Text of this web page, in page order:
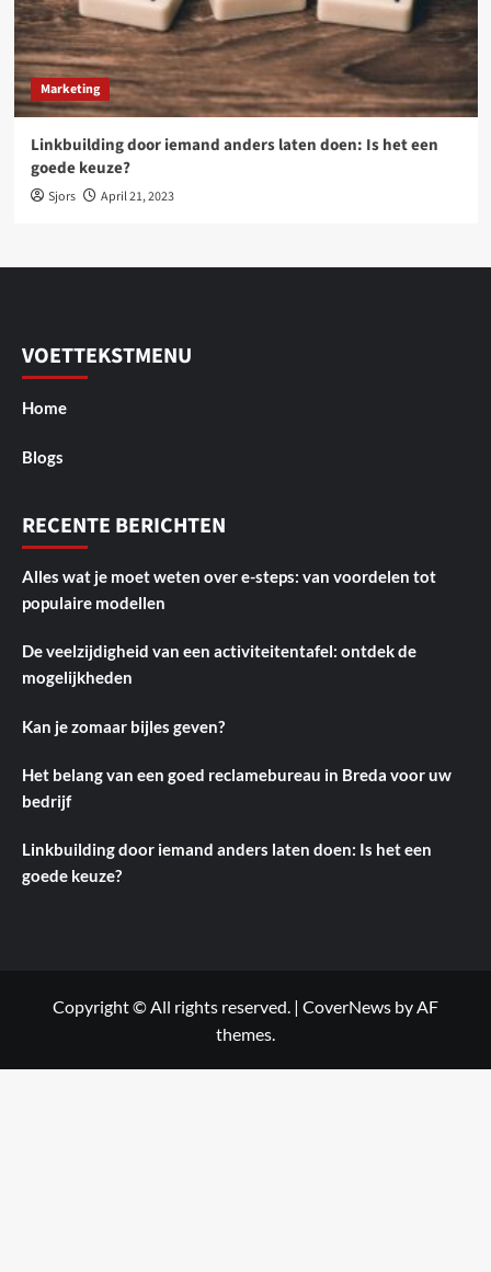
Marketing
Linkbuilding door iemand anders laten doen: Is het een
goede keuze?
Sjors April 21, 2023
VOETTEKSTMENU
Home
Blogs
RECENTE BERICHTEN
Alles wat je moet weten over e-steps: van voordelen tot
populaire modellen
De veelzijdigheid van een activiteitentafel: ontdek de
mogelijkheden
Kan je zomaar bijles geven?
Het belang van een goed reclamebureau in Breda voor uw
bedrijf
Linkbuilding door iemand anders laten doen: Is het een
goede keuze?
Copyright © All rights reserved. | CoverNews by AF
themes.